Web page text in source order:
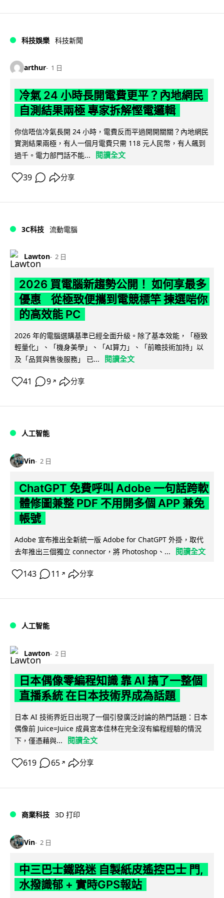
科技娛樂 科技新聞
arthur 1 日
冷氣 24 小時長開電費更平？內地網民
自測結果兩極 專家拆解慳電邏輯
你信唔信冷氣長開 24 小時，電費反而平過開開關關？內地網民
實測結果兩極，有人一個月電費只需 118 元人民幣，有人飆到
過千。電力部門話不能...
閱讀全文
39 分享
3C科技 流動電腦
Lawton 2 日
2026 買電腦新趨勢公開！ 如何享最多
優惠 從極致便攜到電競標竿 揀選啱你
的高效能 PC
2026 年的電腦選購基準已經全面升級。除了基本效能，「極致
輕量化」、「機身美學」、「AI算力」、「前瞻技術加持」以
及「品質與售後服務」 已...
閱讀全文
41 9 ↗ 分享
人工智能
Vin 2 日
ChatGPT 免費呼叫 Adobe 一句話跨軟
體修圖兼整 PDF 不用開多個 APP 兼免
帳號
Adobe 宣布推出全新統一版 Adobe for ChatGPT 外掛，取代
去年推出三個獨立 connector，將 Photoshop、...
閱讀全文
143 11 ↗ 分享
人工智能
Lawton 2 日
日本偶像零編程知識 靠 AI 搞了一整個
直播系統 在日本技術界成為話題
日本 AI 技術界近日出現了一個引發廣泛討論的熱門話題：日本
偶像前 Juice=Juice 成員宮本佳林在完全沒有編程經驗的情況
下，僅憑藉與...
閱讀全文
619 65 ↗ 分享
商業科技 3D 打印
Vin 2 日
中三巴士鐵路迷 自製紙皮遙控巴士 門,
水撥識郁 + 實時GPS報站